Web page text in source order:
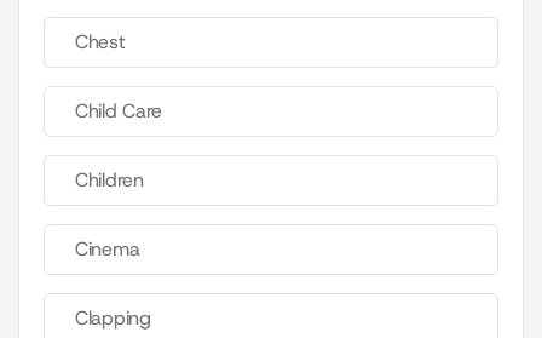
Chest
Child Care
Children
Cinema
Clapping